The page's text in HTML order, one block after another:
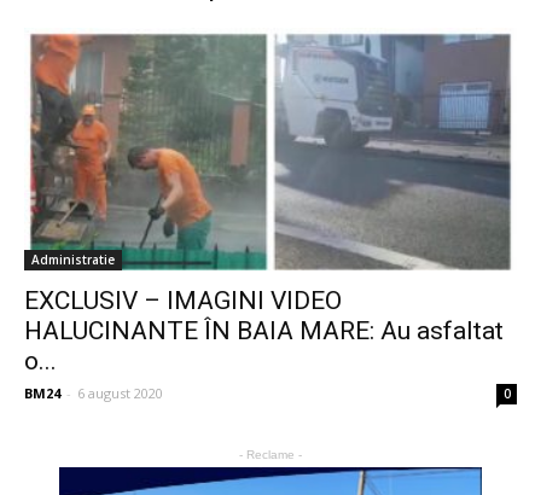
Administratie
EXCLUSIV – IMAGINI VIDEO
HALUCINANTE ÎN BAIA MARE: Au asfaltat
o...
BM24 - 6 august 2020 0
- Reclame -